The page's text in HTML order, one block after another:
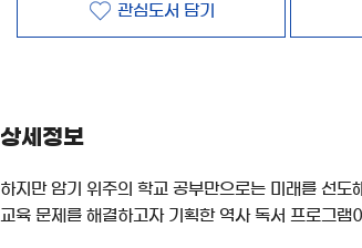
관심도서 담기
상세정보
하지만 암기 위주의 학교 공부만으로는 미래를 선도
교육 문제를 해결하고자 기획한 역사 독서 프로그